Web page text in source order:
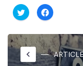
Cliquez
pour
partager
Twitter(ouvre
dans
une
nouvelle
fenêtre)
Cliquez
pour
partager
dans
une
nouvelle
fenêtre)
keyboard_arrow_left